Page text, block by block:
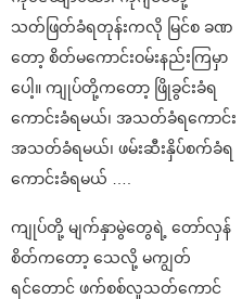
သတ်ဖြတ်ခံရတုန်းကလို မြင်စ ခဏ
တော့ စိတ်မကောင်းဝမ်းနည်းကြမှာ
ပေါ့။ ကျုပ်တို့ကတော့ ဖြိုခွင်းခံရ
ကောင်းခံရမယ်၊ အသတ်ခံရကောင်း
အသတ်ခံရမယ်၊ ဖမ်းဆီးနှိပ်စက်ခံရ
ကောင်းခံရမယ် ….
ကျုပ်တို့ မျက်နှာမွဲတွေရဲ့ တော်လှန်
စိတ်ကတော့ သေလို့ မကျွတ်
ရင်တောင် ဖက်စစ်လူသတ်ကောင်